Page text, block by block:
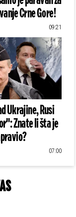
Crne Gore!
09:21
Ukrajine, Rusi
Znate li šta je
07:00